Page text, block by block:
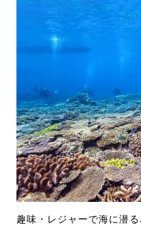
趣味・レジャーで海に潜